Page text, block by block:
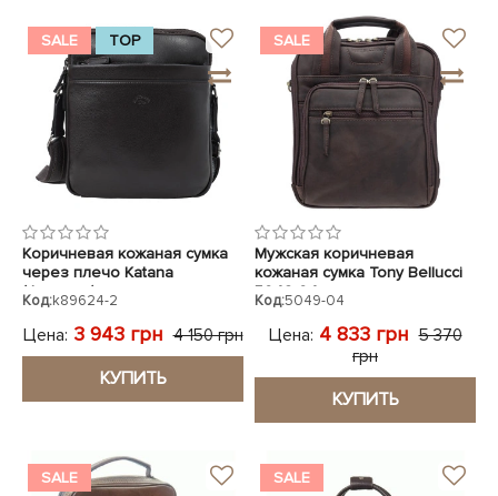
SALE TOP
Коричневая кожаная сумка
через плечо Katana
(Франция)
Код:k89624-2
Цена: 3 943 грн 4 150 грн
КУПИТЬ
SALE
Мужская коричневая
кожаная сумка Tony Bellucci
5049-04
Код:5049-04
Цена: 4 833 грн 5 370
грн
КУПИТЬ
SALE SALE